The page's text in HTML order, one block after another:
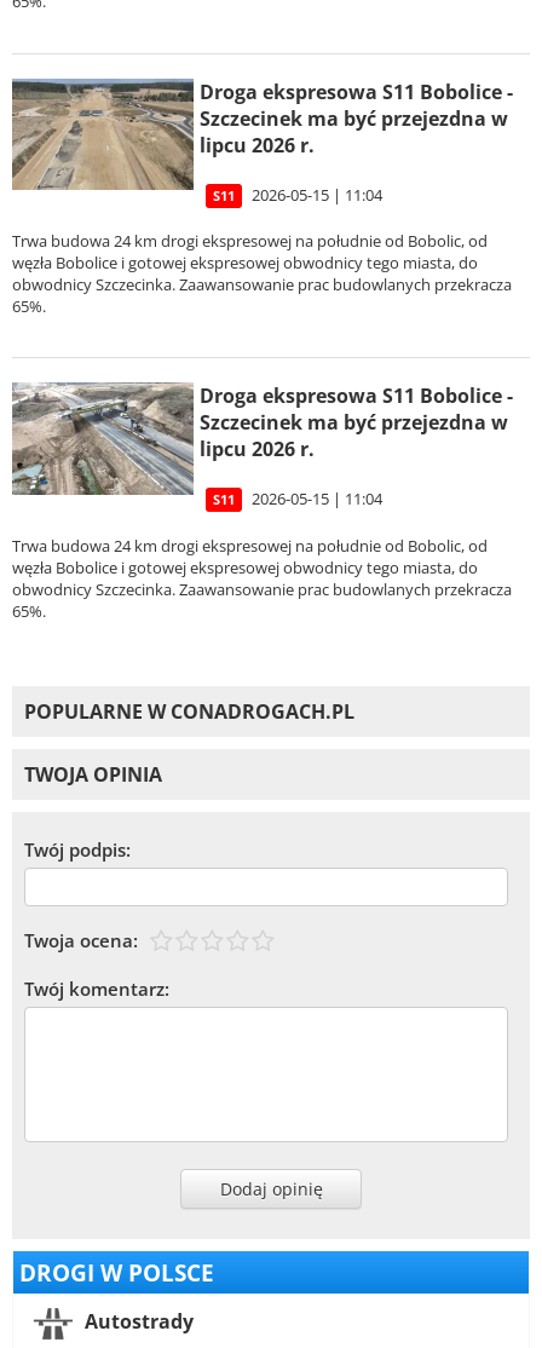
Droga ekspresowa S11 Bobolice -
Szczecinek ma być przejezdna w
lipcu 2026 r.
S11 2026-05-15 | 11:04
Trwa budowa 24 km drogi ekspresowej na południe od Bobolic, od
węzła Bobolice i gotowej ekspresowej obwodnicy tego miasta, do
obwodnicy Szczecinka. Zaawansowanie prac budowlanych przekracza
65%.
Droga ekspresowa S11 Bobolice -
Szczecinek ma być przejezdna w
lipcu 2026 r.
S11 2026-05-15 | 11:04
Trwa budowa 24 km drogi ekspresowej na południe od Bobolic, od
węzła Bobolice i gotowej ekspresowej obwodnicy tego miasta, do
obwodnicy Szczecinka. Zaawansowanie prac budowlanych przekracza
65%.
POPULARNE W CONADROGACH.PL
TWOJA OPINIA
Twój podpis:
Twoja ocena:
Twój komentarz:
Dodaj opinię
DROGI W POLSCE
Autostrady